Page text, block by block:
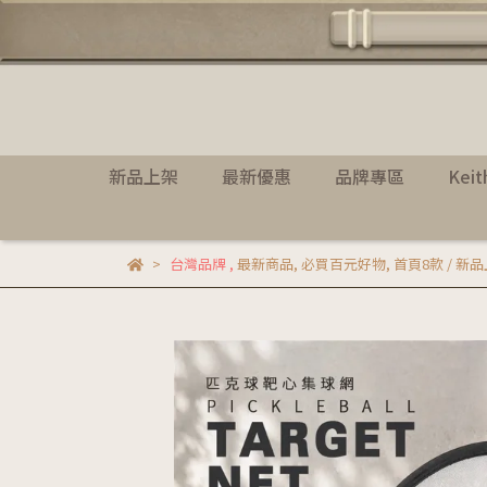
新品上架 最新優惠 品牌專區
台灣品牌, 最新商品, 必買百元好物, 首頁8款 / 新